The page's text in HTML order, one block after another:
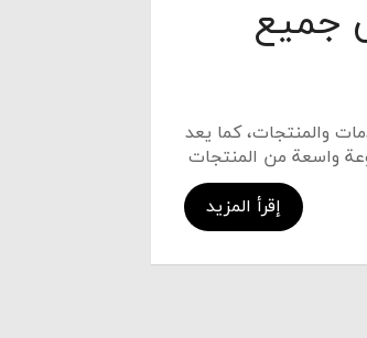
إقرأ المزيد
جميع
والمنتجات، كما يعد
واسعة من المنتجات
مع مجموعة واسعة